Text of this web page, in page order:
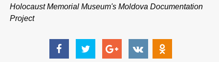
Holocaust Memorial Museum's Moldova Documentation
Project